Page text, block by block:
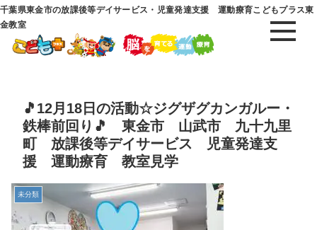
千葉県東金市の放課後等デイサービス・児童発達支援 運動療育こどもプラス東
金教室
🎵12月18日の活動☆ジグザグカンガルー・
鉄棒前回り🎵 東金市 山武市 九十九里
町 放課後等デイサービス 児童発達支
援 運動療育 教室見学
未分類